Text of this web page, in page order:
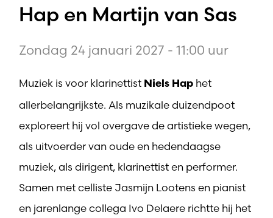
Hap en Martijn van Sas
Zondag 24 januari 2027 - 11:00 uur
Muziek is voor klarinettist Niels Hap het
allerbelangrijkste. Als muzikale duizendpoot
exploreert hij vol overgave de artistieke wegen,
als uitvoerder van oude en hedendaagse
muziek, als dirigent, klarinettist en performer.
Samen met celliste Jasmijn Lootens en pianist
en jarenlange collega Ivo Delaere richtte hij het